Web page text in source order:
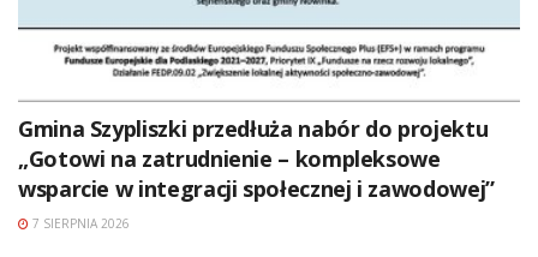
Gmina Szypliszki przedłuża nabór do projektu
„Gotowi na zatrudnienie – kompleksowe
wsparcie w integracji społecznej i zawodowej”
7 SIERPNIA 2026